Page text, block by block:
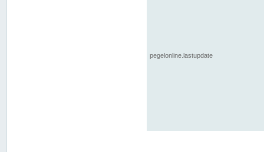
pegelonline.lastupdate